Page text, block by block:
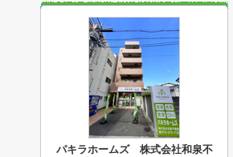
パキラホームズ 株式会社和泉不